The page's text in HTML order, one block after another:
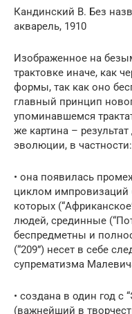
Кандинский В. Без
акварель, 1910
Изображенное на
трактовке иначе, как
формы, так как оно
главный принцип
упоминавшемся
же картина –
эволюции, в частности:
• она появилась
циклом импровизаций
которых
людей, срединные
беспредметны и
(“209”) несет в себе
супрематизма
• создана в один год с
(важнейший в